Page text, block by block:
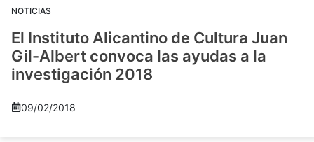
NOTICIAS
El Instituto Alicantino de Cultura Juan
Gil-Albert convoca las ayudas a la
investigación 2018
09/02/2018